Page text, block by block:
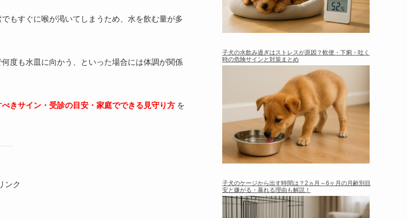
もすぐに喉が渇いてしまうため、水を飲む量が多
度も水皿に向かう、といった場合には体調が関係
きサイン・受診の目安・家庭でできる見守り方 を
ンク
子犬の水飲み過ぎはストレスが原因？軟便・下痢・吐く
時の危険サインと対策まとめ
子犬のケージから出す時間は？2ヵ月～6ヶ月の月齢別目
安と嫌がる・暴れる理由も解説！